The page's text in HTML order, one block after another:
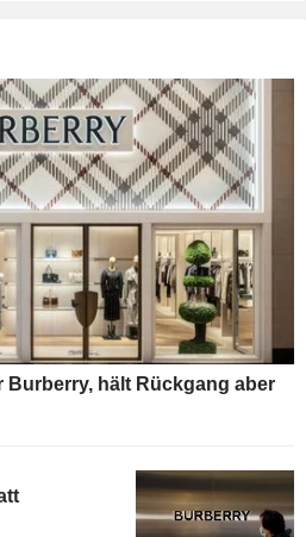
Burberry, hält Rückgang aber